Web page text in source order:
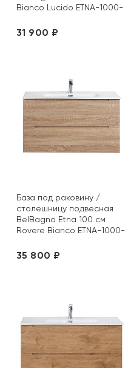
Bianco Lucido ETNA-1000-
31 900 ₽
База под раковину /
столешницу подвесная
BelBagno Etna 100 см
Rovere Bianco ETNA-1000-
35 800 ₽